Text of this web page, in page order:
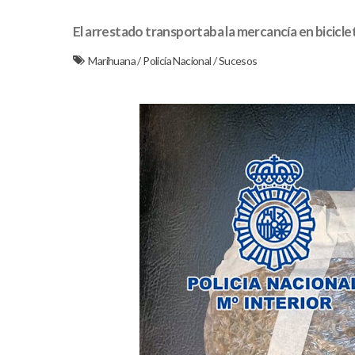
El arrestado transportaba la mercancía en
Marihuana/Policía Nacional/Sucesos